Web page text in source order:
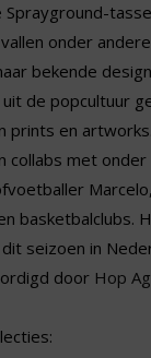
Sprayground-
onder
bekende
uit de popcultuur
prints en
collabs met onder
Marcelo,
basketbalclubs.
seizoen in
door Hop